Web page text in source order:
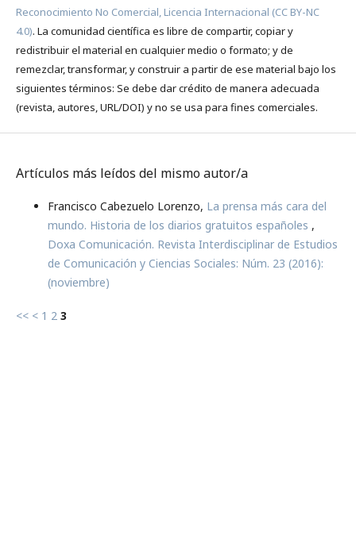
Reconocimiento No Comercial, Licencia Internacional (CC BY-NC
4.0). La comunidad científica es libre de compartir, copiar y
redistribuir el material en cualquier medio o formato; y de
remezclar, transformar, y construir a partir de ese material bajo los
siguientes términos: Se debe dar crédito de manera adecuada
(revista, autores, URL/DOI) y no se usa para fines comerciales.
Artículos más leídos del mismo autor/a
Francisco Cabezuelo Lorenzo, La prensa más cara del
mundo. Historia de los diarios gratuitos españoles ,
Doxa Comunicación. Revista Interdisciplinar de Estudios
de Comunicación y Ciencias Sociales: Núm. 23 (2016):
(noviembre)
<< < 1 2 3